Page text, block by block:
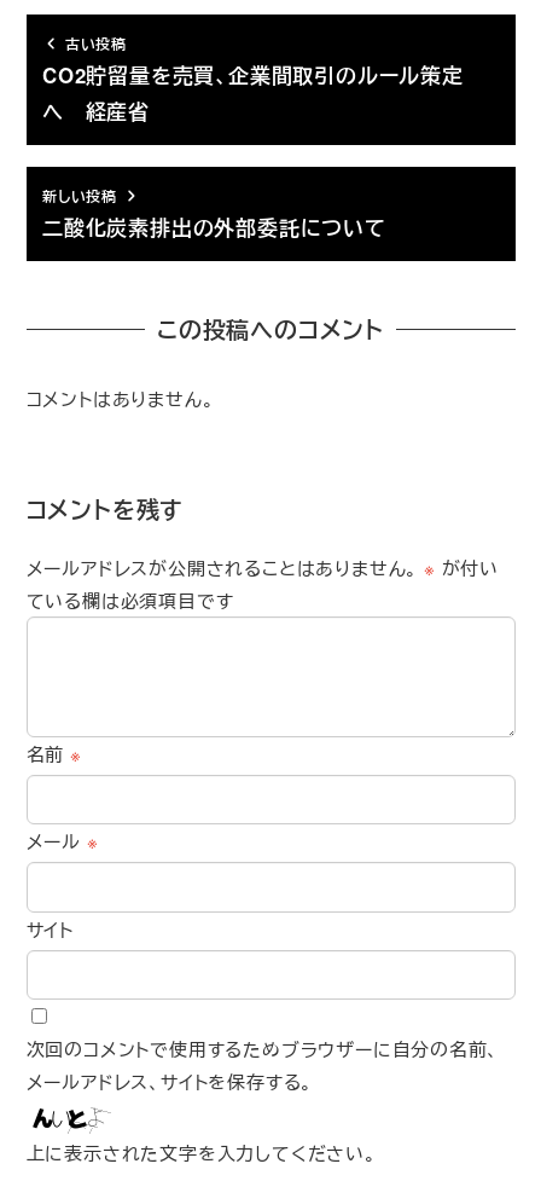
古い投稿
CO2貯留量を売買、企業間取引のルール策定
へ 経産省
新しい投稿
二酸化炭素排出の外部委託について
この投稿へのコメント
コメントはありません。
コメントを残す
メールアドレスが公開されることはありません。 ※ が付い
ている欄は必須項目です
名前 ※
メール ※
サイト
次回のコメントで使用するためブラウザーに自分の名前、
メールアドレス、サイトを保存する。
上に表示された文字を入力してください。